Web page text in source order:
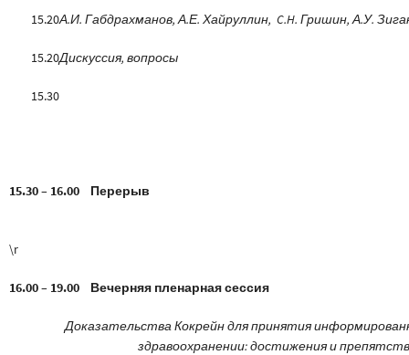
15.20А.И. Габдрахманов, А.Е. Хайруллин, C.H. Гришин, А.У.
15.20
15.30
Дискуссия, вопросы
15.30 – 16.00 Перерыв
\r
16.00 – 19.00 Вечерняя пленарная сессия
Доказательства Кокрейн для принятия
здравоохранении: достижения и